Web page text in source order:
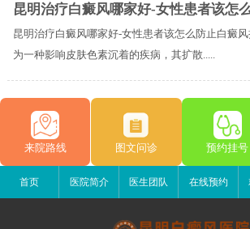
昆明治疗白癜风哪家好-女性患者该怎
昆明治疗白癜风哪家好-女性患者该怎么防止白癜
为一种影响皮肤色素沉着的疾病，其扩散.....
来院路线 图文问诊 预约挂号
首页 医院简介 医生团队 在线预约